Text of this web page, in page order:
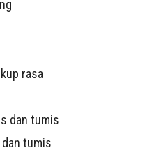
rasa
dan tumis
tumis